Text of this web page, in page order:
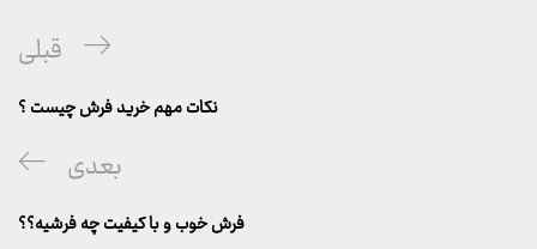
پست
قبلی
قبلی
نکات مهم خرید فرش چیست ؟
پست
بعدی
بعدی
فرش خوب و با کیفیت چه فرشیه؟؟